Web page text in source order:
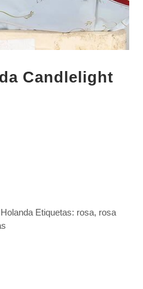
Candlelight
Etiquetas: rosa, rosa